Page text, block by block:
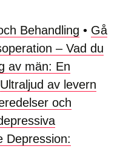
Behandling • Gå
– Vad du
av män: En
Ultraljud av levern
och
Depression: